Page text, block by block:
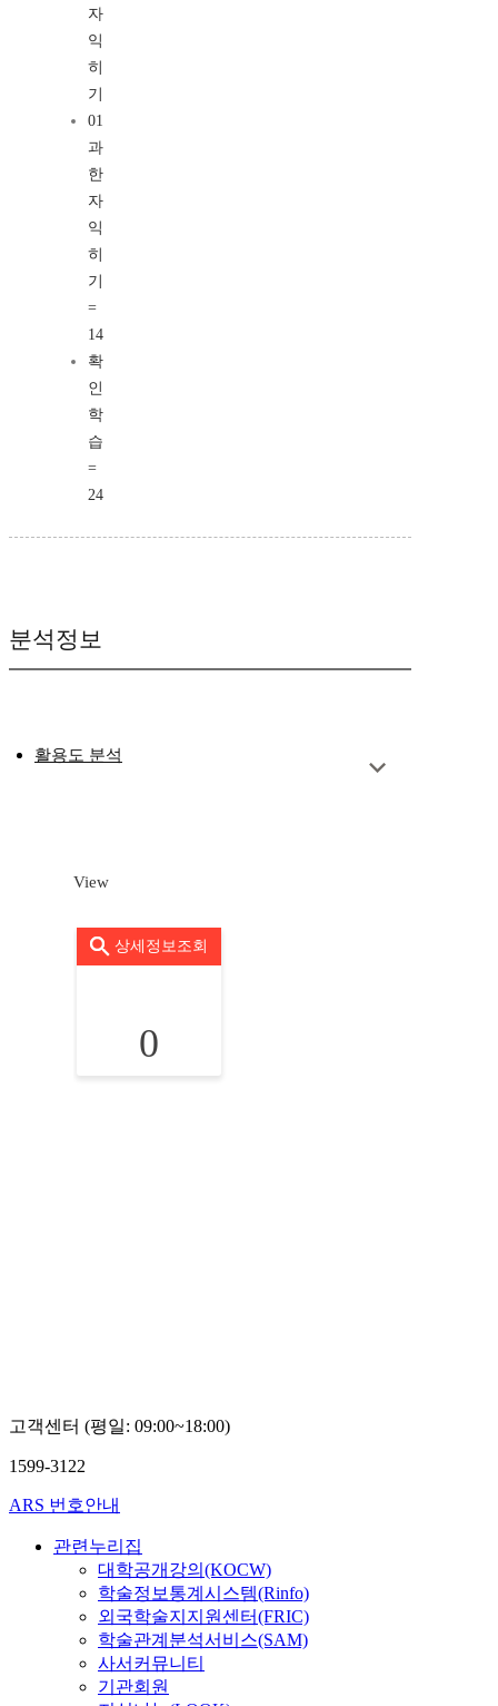
자
익
히
기
01
과
한
자
익
히
기
=
14
확
인
학
습
=
24
분석정보
활용도 분석
View
상세정보조회
0
고객센터 (평일: 09:00~18:00)
1599-3122
ARS 번호안내
관련누리집
대학공개강의(KOCW)
학술정보통계시스템(Rinfo)
외국학술지지원센터(FRIC)
학술관계분석서비스(SAM)
사서커뮤니티
기관회원